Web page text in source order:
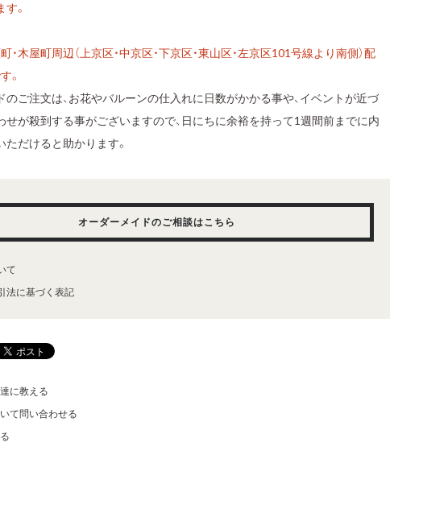
。
・木屋町周辺（上京区・中京区・下京区・東山区・左京区101号線より南側）配
。
のご注文は、お花やバルーンの仕入れに日数がかかる事や、イベントが近づ
せが殺到する事がございますので、日にちに余裕を持って1週間前までに内
だけると助かります。
オーダーメイドのご相談はこちら
て
法に基づく表記
に教える
て問い合わせる